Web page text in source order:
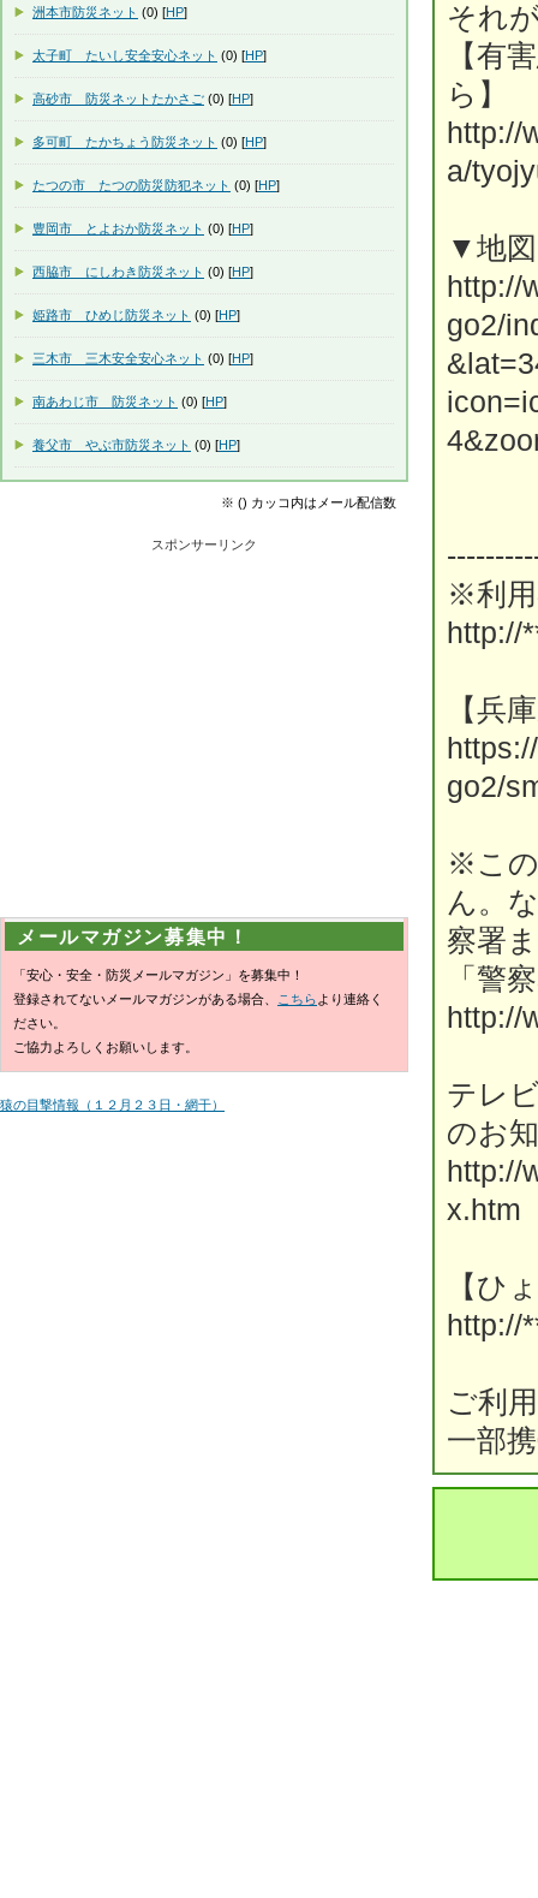
それ
【有
ら
http://
a/
▼地
http://
go2/
※利用
http://
【兵
go2/
※この
ん。
察署
「警
http://
テレ
のお
http://
x.htm
【ひ
http://
ご利
一部
洲本市防災ネット (0) [HP]
太子町 たいし安全安心ネット (0) [HP]
高砂市 防災ネットたかさご (0) [HP]
多可町 たかちょう防災ネット (0) [HP]
たつの市 たつの防災防犯ネット (0) [HP]
豊岡市 とよおか防災ネット (0) [HP]
西脇市 にしわき防災ネット (0) [HP]
姫路市 ひめじ防災ネット (0) [HP]
三木市 三木安全安心ネット (0) [HP]
南あわじ市 防災ネット (0) [HP]
養父市 やぶ市防災ネット (0) [HP]
※ () カッコ内はメール配信数
スポンサーリンク
メールマガジン募集中！
「安心・安全・防災メールマガジン」を募集中！
登録されてないメールマガジンがある場合、
こちら より連絡く
ださい。
ご協力よろしくお願いします。
猿の目撃情報（１２月２３日・網干）